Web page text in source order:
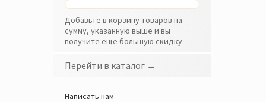
Добавьте в корзину товаров на
сумму, указанную выше и вы
получите еще большую скидку
Перейти в каталог →
Написать нам